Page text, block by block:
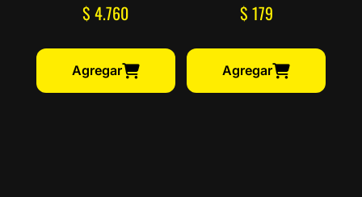
$ 4.760
Agregar
$ 179
Agregar